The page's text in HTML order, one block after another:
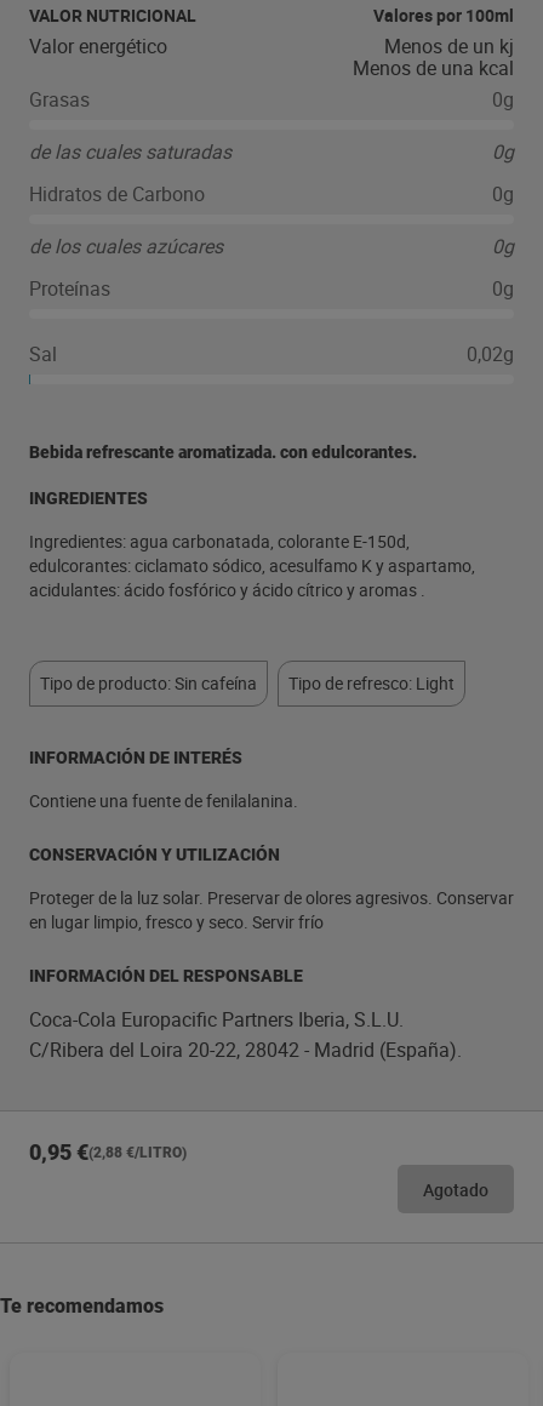
VALOR NUTRICIONAL Valores por 100ml
Valor energético
Menos de un kj
Menos de una kcal
Grasas
0g
de las cuales saturadas
0g
Hidratos de Carbono
0g
de los cuales azúcares
0g
Proteínas
0g
Sal 0,02g
Bebida refrescante aromatizada. con edulcorantes.
INGREDIENTES
Ingredientes: agua carbonatada, colorante E-150d,
edulcorantes: ciclamato sódico, acesulfamo K y aspartamo,
acidulantes: ácido fosfórico y ácido cítrico y aromas .
Tipo de producto: Sin cafeína Tipo de refresco: Light
INFORMACIÓN DE INTERÉS
Contiene una fuente de fenilalanina.
CONSERVACIÓN Y UTILIZACIÓN
Proteger de la luz solar. Preservar de olores agresivos. Conservar
en lugar limpio, fresco y seco. Servir frío
INFORMACIÓN DEL RESPONSABLE
Coca-Cola Europacific Partners Iberia, S.L.U.
C/Ribera del Loira 20-22, 28042 - Madrid (España).
0,95 €(2,88 €/LITRO)
Agotado
Te recomendamos